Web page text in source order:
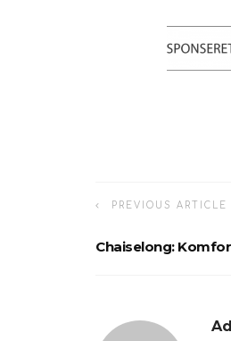
PREVIOUS ARTICLE
Chaiselong: